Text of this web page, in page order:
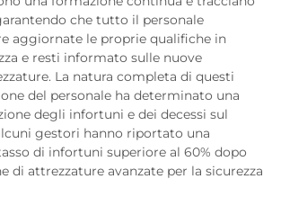
che tutto il personale
aggiornate le proprie qualifiche in
e resti informato sulle nuove
La natura completa di questi
del personale ha determinato una
degli infortuni e dei decessi sul
gestori hanno riportato una
di infortuni superiore al 60% dopo
di attrezzature avanzate per la sicurezza